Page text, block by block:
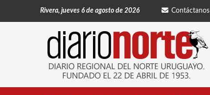
Rivera, jueves 6 de agosto de 2026 Contáctanos